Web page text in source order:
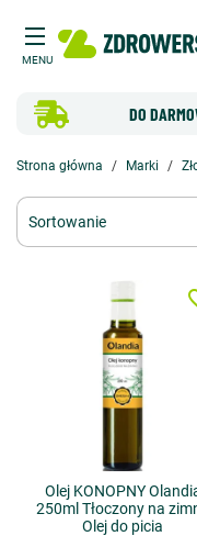
MENU
DO
Strona główna Marki
Sortowanie
Olej KONOPNY
250ml Tłoczony na
Olej do picia